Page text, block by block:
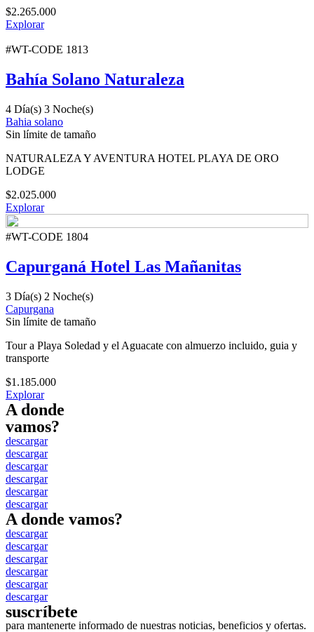
$2.265.000
Explorar
#WT-CODE 1813
Bahía Solano Naturaleza
4 Día(s) 3 Noche(s)
Bahia solano
Sin límite de tamaño
NATURALEZA Y AVENTURA HOTEL PLAYA DE ORO
LODGE
$2.025.000
Explorar
#WT-CODE 1804
Capurganá Hotel Las Mañanitas
3 Día(s) 2 Noche(s)
Capurgana
Sin límite de tamaño
Tour a Playa Soledad y el Aguacate con almuerzo incluido, guia y
transporte
$1.185.000
Explorar
A donde
vamos?
descargar
descargar
descargar
descargar
descargar
descargar
A donde vamos?
descargar
descargar
descargar
descargar
descargar
descargar
suscríbete
para mantenerte informado de nuestras noticias, beneficios y ofertas.